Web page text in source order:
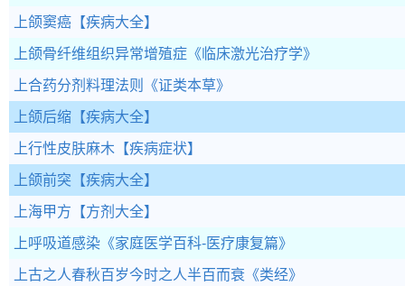
上颌窦癌 【疾病大全】
上颌骨纤维组织异常增殖症 《临床激光治疗学》
上合药分剂料理法则 《证类本草》
上颌后缩 【疾病大全】
上行性皮肤麻木 【疾病症状】
上颌前突 【疾病大全】
上海甲方 【方剂大全】
上呼吸道感染 《家庭医学百科-医疗康复篇》
上古之人春秋百岁今时之人半百而衰 《类经》